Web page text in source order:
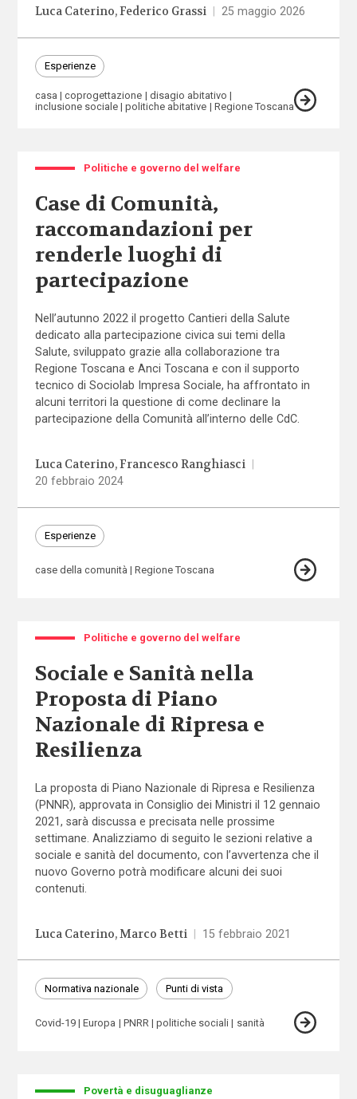
Luca Caterino Federico Grassi 25 maggio 2026
Esperienze
casa coprogettazione
disagio abitativo
inclusione sociale
politiche abitative Regione Toscana
Politiche e governo del welfare
Case di Comunità,
raccomandazioni per
renderle luoghi di
partecipazione
Nell’autunno 2022 il progetto Cantieri della Salute
dedicato alla partecipazione civica sui temi della
Salute, sviluppato grazie alla collaborazione tra
Regione Toscana e Anci Toscana e con il supporto
tecnico di Sociolab Impresa Sociale, ha affrontato in
alcuni territori la questione di come declinare la
partecipazione della Comunità all’interno delle CdC.
Luca Caterino Francesco Ranghiasci
20 febbraio 2024
Esperienze
case della comunità Regione Toscana
Politiche e governo del welfare
Sociale e Sanità nella
Proposta di Piano
Nazionale di Ripresa e
Resilienza
La proposta di Piano Nazionale di Ripresa e Resilienza
(PNNR), approvata in Consiglio dei Ministri il 12 gennaio
2021, sarà discussa e precisata nelle prossime
settimane. Analizziamo di seguito le sezioni relative a
sociale e sanità del documento, con l’avvertenza che il
nuovo Governo potrà modificare alcuni dei suoi
contenuti.
Luca Caterino Marco Betti 15 febbraio 2021
Normativa nazionale Punti di vista
Covid-19 Europa PNRR politiche sociali sanità
Povertà e disuguaglianze